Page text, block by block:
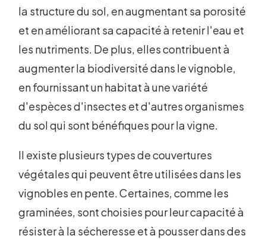
la structure du sol, en augmentant sa porosité
et en améliorant sa capacité à retenir l'eau et
les nutriments. De plus, elles contribuent à
augmenter la biodiversité dans le vignoble,
en fournissant un habitat à une variété
d'espèces d'insectes et d'autres organismes
du sol qui sont bénéfiques pour la vigne.
Il existe plusieurs types de couvertures
végétales qui peuvent être utilisées dans les
vignobles en pente. Certaines, comme les
graminées, sont choisies pour leur capacité à
résister à la sécheresse et à pousser dans des